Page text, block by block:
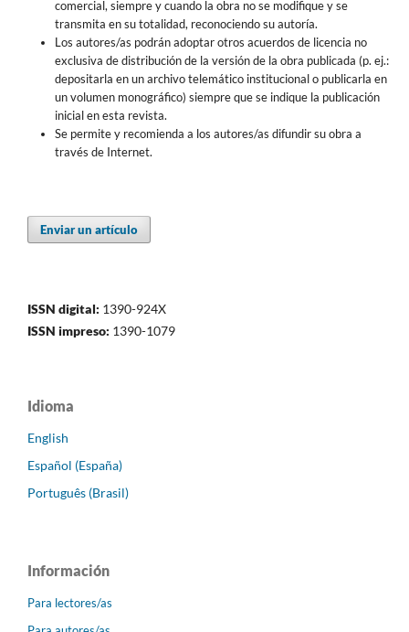
comercial, siempre y cuando la obra no se modifique y se
transmita en su totalidad, reconociendo su autoría.
Los autores/as podrán adoptar otros acuerdos de licencia no
exclusiva de distribución de la versión de la obra publicada (p. ej.:
depositarla en un archivo telemático institucional o publicarla en
un volumen monográfico) siempre que se indique la publicación
inicial en esta revista.
Se permite y recomienda a los autores/as difundir su obra a
través de Internet.
Enviar un artículo
ISSN digital: 1390-924X
ISSN impreso: 1390-1079
Idioma
English
Español (España)
Português (Brasil)
Información
Para lectores/as